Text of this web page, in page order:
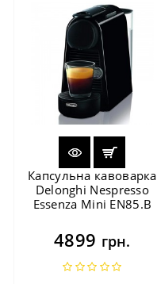
Капсульна кавоварка
Delonghi Nespresso
Essenza Mini EN85.B
4899 грн.